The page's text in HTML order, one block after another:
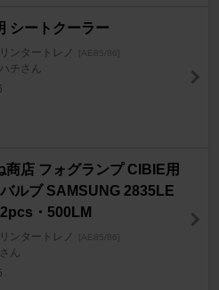
シートクーラー
ンタートレノ [AE85/86]
ハチさん
商店 フォグランプ CIBIE用
ルブ SAMSUNG 2835LE
・500LM
ンタートレノ [AE85/86]
ん